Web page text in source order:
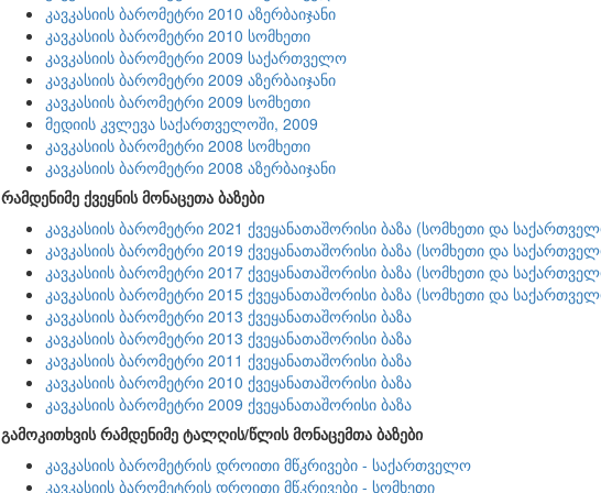
კავკასიის ბარომეტრი 2010 აზერბაიჯანი
კავკასიის ბარომეტრი 2010 სომხეთი
კავკასიის ბარომეტრი 2009 საქართველო
კავკასიის ბარომეტრი 2009 აზერბაიჯანი
კავკასიის ბარომეტრი 2009 სომხეთი
მედიის კვლევა საქართველოში, 2009
კავკასიის ბარომეტრი 2008 სომხეთი
კავკასიის ბარომეტრი 2008 აზერბაიჯანი
რამდენიმე ქვეყნის მონაცეთა ბაზები
კავკასიის ბარომეტრი 2021 ქვეყანათაშორისი ბაზა (სომხეთი და
კავკასიის ბარომეტრი 2019 ქვეყანათაშორისი ბაზა (სომხეთი და
კავკასიის ბარომეტრი 2017 ქვეყანათაშორისი ბაზა (სომხეთი და
კავკასიის ბარომეტრი 2015 ქვეყანათაშორისი ბაზა (სომხეთი და
კავკასიის ბარომეტრი 2013 ქვეყანათაშორისი ბაზა
კავკასიის ბარომეტრი 2013 ქვეყანათაშორისი ბაზა
კავკასიის ბარომეტრი 2011 ქვეყანათაშორისი ბაზა
კავკასიის ბარომეტრი 2010 ქვეყანათაშორისი ბაზა
კავკასიის ბარომეტრი 2009 ქვეყანათაშორისი ბაზა
გამოკითხვის რამდენიმე ტალღის/წლის მონაცემთა ბაზები
კავკასიის ბარომეტრის დროითი მწკრივები - საქართველო
კავკასიის ბარომეტრის დროითი მწკრივები - სომხეთი